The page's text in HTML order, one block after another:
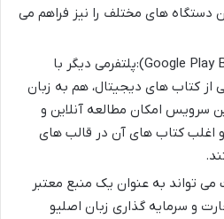
دستگاه های مختلف را نیز فراهم می
گوگل پلی بوکس (Google Play Books):پلتفرمی دیگر با
کتاب های دیجیتال، هم به زبان
سرویس امکان مطالعه آنلاین و
و اغلب کتاب های آن در قالب های
تواند به عنوان یک منبع معتبر
و سرمایه گذاری زبان اصلیو